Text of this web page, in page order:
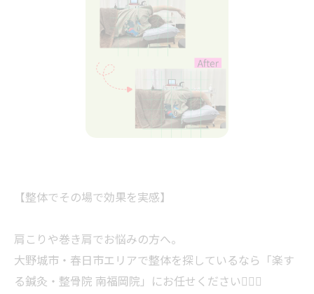
【整体でその場で効果を実感】
肩こりや巻き肩でお悩みの方へ。
大野城市・春日市エリアで整体を探しているなら「楽す
る鍼灸・整骨院 南福岡院」にお任せください💆‍♀️✨